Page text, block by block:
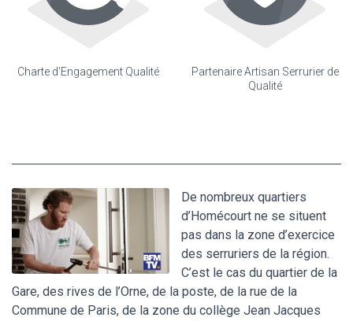
Charte d'Engagement Qualité
Partenaire Artisan Serrurier de
Qualité
De nombreux quartiers
d’Homécourt ne se situent
pas dans la zone d’exercice
des serruriers de la région.
C’est le cas du quartier de la
Gare, des rives de l’Orne, de la poste, de la rue de la
Commune de Paris, de la zone du collège Jean Jacques